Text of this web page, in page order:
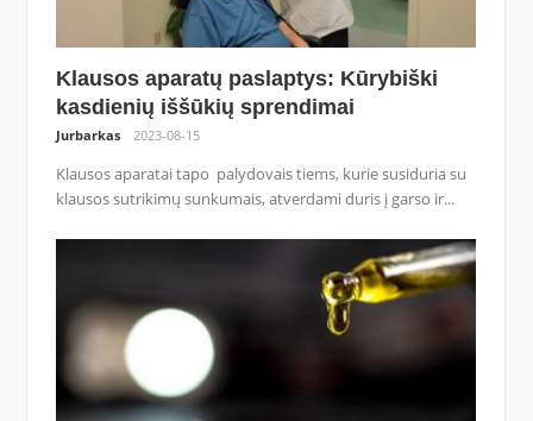
Klausos aparatų paslaptys: Kūrybiški
kasdienių iššūkių sprendimai
Jurbarkas 2023-08-15
Klausos aparatai tapo palydovais tiems, kurie susiduria su
klausos sutrikimų sunkumais, atverdami duris į garso ir...